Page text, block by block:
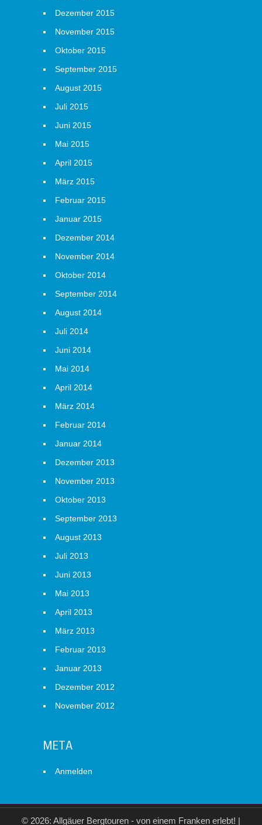
Dezember 2015
November 2015
Oktober 2015
September 2015
August 2015
Juli 2015
Juni 2015
Mai 2015
April 2015
März 2015
Februar 2015
Januar 2015
Dezember 2014
November 2014
Oktober 2014
September 2014
August 2014
Juli 2014
Juni 2014
Mai 2014
April 2014
März 2014
Februar 2014
Januar 2014
Dezember 2013
November 2013
Oktober 2013
September 2013
August 2013
Juli 2013
Juni 2013
Mai 2013
April 2013
März 2013
Februar 2013
Januar 2013
Dezember 2012
November 2012
META
Anmelden
© 2026: Allgäuer Bergtouren - von einem Franken erlebt! |